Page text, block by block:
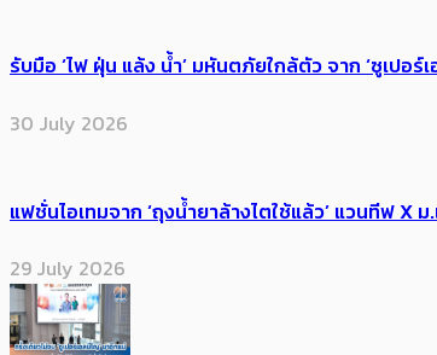
รับมือ ‘ไฟ ฝุ่น แล้ง น้ำ’ มหันตภัยใกล้ตัว จาก ‘ซูเปอ
30 July 2026
แฟชั่นไอเทมจาก ‘ถุงน้ำยาล้างไตใช้แล้ว’ แวนทีฟ
29 July 2026